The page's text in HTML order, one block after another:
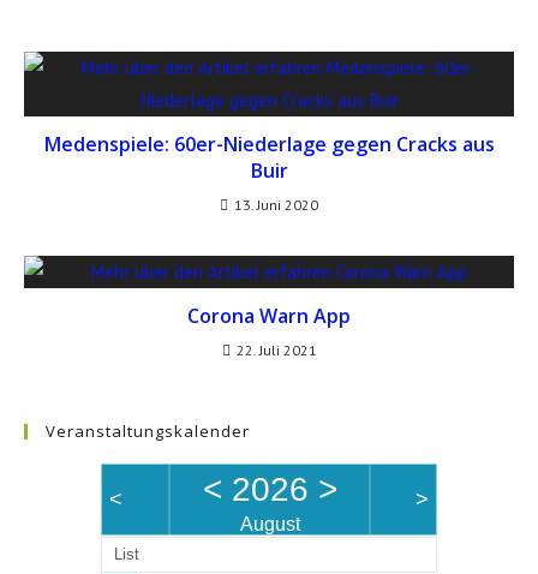
Medenspiele: 60er-Niederlage gegen Cracks aus
Buir
13. Juni 2020
Corona Warn App
22. Juli 2021
Veranstaltungskalender
< < 2026 >
August
>
List